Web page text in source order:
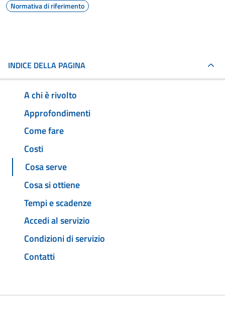
Normativa di riferimento
INDICE DELLA PAGINA
A chi è rivolto
Approfondimenti
Come fare
Costi
Cosa serve
Cosa si ottiene
Tempi e scadenze
Accedi al servizio
Condizioni di servizio
Contatti